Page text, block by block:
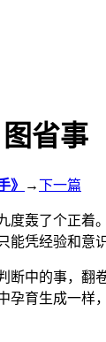
省事
》 →下一篇
度轰了个正着
能凭经验和意
断中的事，翻
孕育生成一样